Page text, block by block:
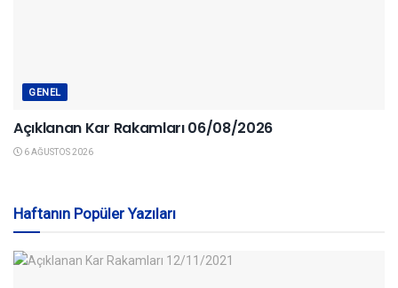
GENEL
Açıklanan Kar Rakamları 06/08/2026
6 AĞUSTOS 2026
Haftanın Popüler Yazıları